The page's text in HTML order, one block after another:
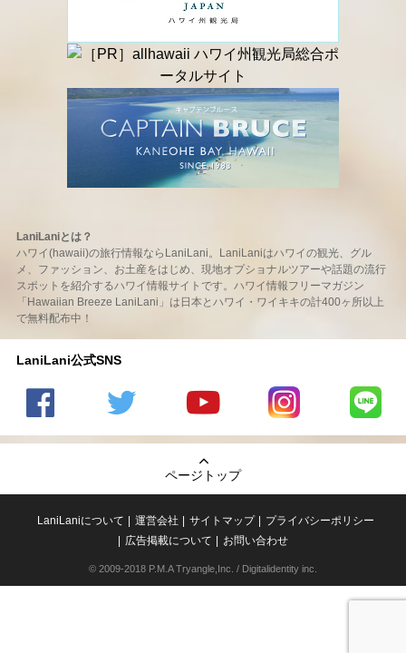
LaniLaniとは？
ハワイ(hawaii)の旅行情報ならLaniLani。LaniLaniはハワイの観光、グル
メ、ファッション、お土産をはじめ、現地オプショナルツアーや話題の流行
スポットを紹介するハワイ情報サイトです。ハワイ情報フリーマガジン
「Hawaiian Breeze LaniLani」は日本とハワイ・ワイキキの計400ヶ所以上
で無料配布中！
LaniLani公式SNS
の
のtwitter
の
Youtube
チャンネ
LaniLani
LaniLani
ページトップ
LaniLaniについて 運営会社 サイトマップ
プライバシーポリシー
広告掲載について
お問い合わせ
© 2009-2018 P.M.A Tryangle,Inc. / Digitalidentity inc.